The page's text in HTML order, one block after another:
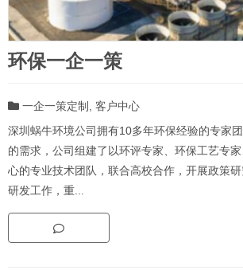
环保一企一策
一企一策定制
客户中心
深圳蜗牛环境公司拥有10多年环保经验的专家
的需求，公司组建了以环评专家、环保工艺专
心的专业技术团队，联合高校合作，开展政策
研发工作，重...